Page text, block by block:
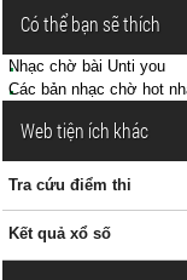
Có thể bạn sẽ thích
Nhạc chờ bài Unti you
Các bản nhạc chờ hot
Web tiện ích khác
Tra cứu điểm thi
Kết quả xổ số